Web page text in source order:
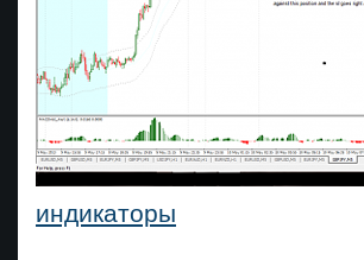
индикаторы